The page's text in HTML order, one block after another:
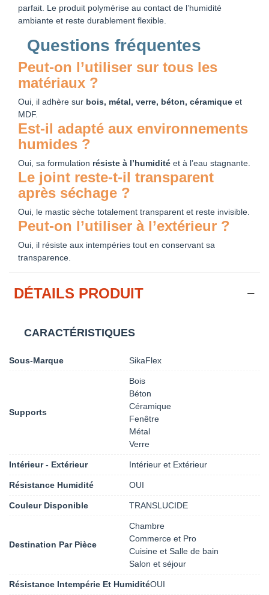
parfait. Le produit polymérise au contact de l’humidité
ambiante et reste durablement flexible.
Questions fréquentes
Peut-on l’utiliser sur tous les
matériaux ?
Oui, il adhère sur bois, métal, verre, béton, céramique et
MDF.
Est-il adapté aux environnements
humides ?
Oui, sa formulation résiste à l’humidité et à l’eau stagnante.
Le joint reste-t-il transparent
après séchage ?
Oui, le mastic sèche totalement transparent et reste invisible.
Peut-on l’utiliser à l’extérieur ?
Oui, il résiste aux intempéries tout en conservant sa
transparence.
DÉTAILS PRODUIT
CARACTÉRISTIQUES
Sous-Marque SikaFlex
Supports
Bois
Béton
Céramique
Fenêtre
Métal
Verre
Intérieur - Extérieur Intérieur et Extérieur
Résistance Humidité OUI
Couleur Disponible TRANSLUCIDE
Destination Par Pièce
Chambre
Commerce et Pro
Cuisine et Salle de bain
Salon et séjour
Résistance Intempérie Et HumiditéOUI